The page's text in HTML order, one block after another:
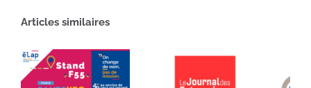
Articles similaires